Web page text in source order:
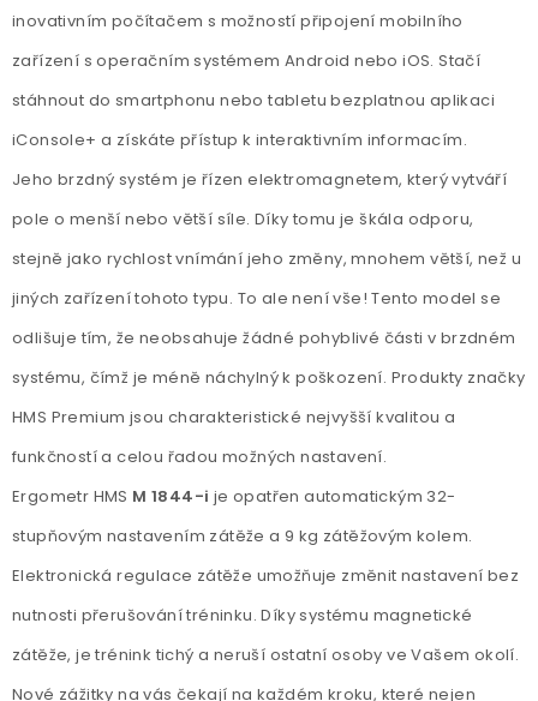
inovativním počítačem s možností připojení mobilního
zařízení s operačním systémem Android nebo iOS. Stačí
stáhnout do smartphonu nebo tabletu bezplatnou aplikaci
iConsole+ a získáte přístup k interaktivním informacím.
Jeho brzdný systém je řízen elektromagnetem, který vytváří
pole o menší nebo větší síle. Díky tomu je škála odporu,
stejně jako rychlost vnímání jeho změny, mnohem větší, než u
jiných zařízení tohoto typu. To ale není vše! Tento model se
odlišuje tím, že neobsahuje žádné pohyblivé části v brzdném
systému, čímž je méně náchylný k poškození. Produkty značky
HMS Premium jsou charakteristické nejvyšší kvalitou a
funkčností a celou řadou možných nastavení.
Ergometr HMS M 1844-i je opatřen automatickým 32-
stupňovým nastavením zátěže a 9 kg zátěžovým kolem.
Elektronická regulace zátěže umožňuje změnit nastavení bez
nutnosti přerušování tréninku. Díky systému magnetické
zátěže, je trénink tichý a neruší ostatní osoby ve Vašem okolí.
Nové zážitky na vás čekají na každém kroku, které nejen